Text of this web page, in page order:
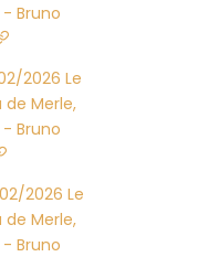
Bruno
2026 Le
Merle,
Bruno
2026 Le
Merle,
Bruno